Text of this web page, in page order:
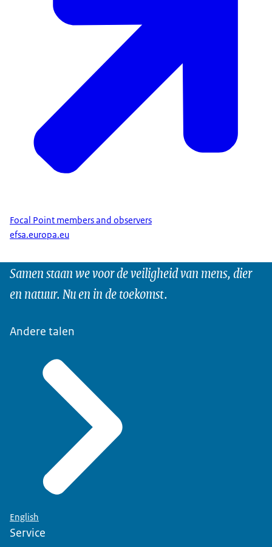
Focal Point members and observers
efsa.europa.eu
Samen staan we voor de veiligheid van mens, dier
en natuur. Nu en in de toekomst.
Andere talen
English
Service